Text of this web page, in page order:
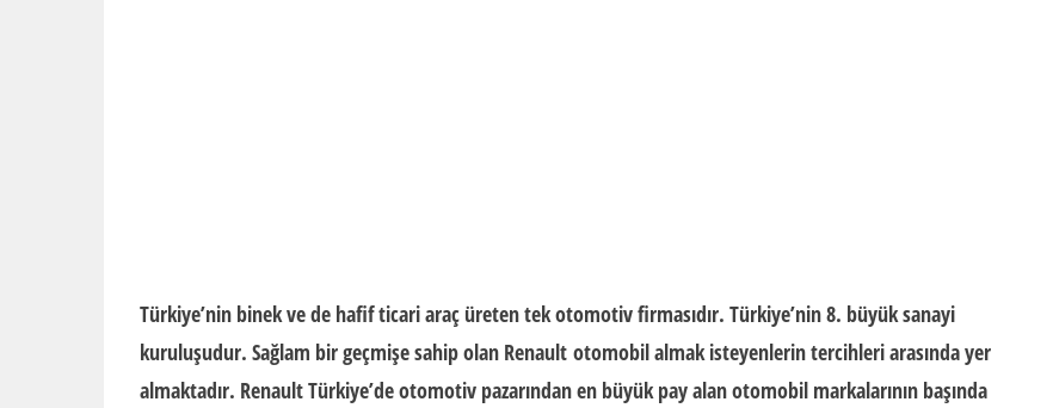
Türkiye’nin binek ve de hafif ticari araç üreten tek otomotiv firmasıdır. Türkiye’nin 8. büyük sanayi
kuruluşudur. Sağlam bir geçmişe sahip olan Renault otomobilalmak isteyenlerin tercihleri arasında yer
almaktadır. RenaultTürkiye’de otomotiv pazarından en büyük pay alan otomobil markalarının başında